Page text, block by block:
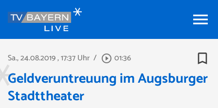
menu
Sa., 24.08.2019, 17:37 Uhr / play_circle_outline 01:36 bookmark_border
Geldveruntreuung im Augsburger
Stadttheater